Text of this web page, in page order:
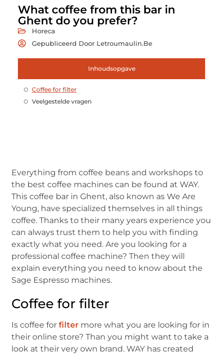
What coffee from this bar in
Ghent do you prefer?
Horeca
Gepubliceerd Door Letroumaulin.be
Inhoudsopgave
Coffee for filter
Veelgestelde vragen
Everything from coffee beans and workshops to
the best coffee machines can be found at WAY.
This coffee bar in Ghent, also known as We Are
Young, have specialized themselves in all things
coffee. Thanks to their many years experience you
can always trust them to help you with finding
exactly what you need. Are you looking for a
professional coffee machine? Then they will
explain everything you need to know about the
Sage Espresso machines.
Coffee for filter
Is coffee forfilter more what you are looking for in
their online store? Than you might want to take a
look at their very own brand. WAY has created